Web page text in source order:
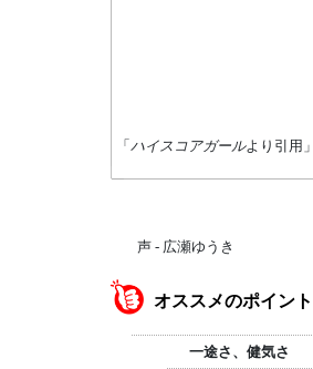
「 ハイスコアガールより引用」
声 - 広瀬ゆうき
オススメのポイント
一途さ、健気さ